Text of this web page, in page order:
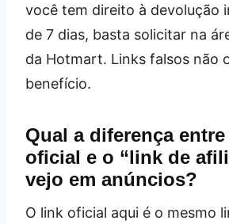
você tem direito à devolução
de 7 dias, basta solicitar na
da Hotmart. Links falsos não
benefício.
Qual a diferença
oficial e o “link de
vejo em anúncios?
O link oficial aqui é o mesmo